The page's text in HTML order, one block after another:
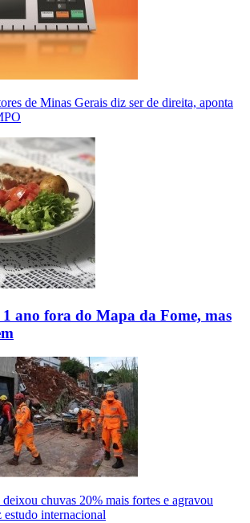
de Minas Gerais diz ser de direita, aponta
ano fora do Mapa da Fome, mas
chuvas 20% mais fortes e agravou
internacional